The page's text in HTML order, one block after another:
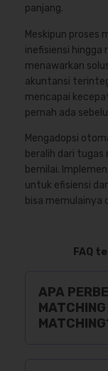
panjang.
Meskipun proses
inefisiensi hingga
menawarkan
akuntansi
mencapai
pernah ada
Mengadopsi
beralih dari
bernilai.
untuk efisiensi
bisa memulainya
FAQ
APA